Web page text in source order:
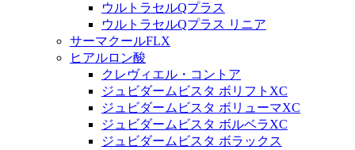
ウルトラセルQプラス
ウルトラセルQプラス リニア
サーマクールFLX
ヒアルロン酸
クレヴィエル・コントア
ジュビダームビスタ ボリフトXC
ジュビダームビスタ ボリューマXC
ジュビダームビスタ ボルベラXC
ジュビダームビスタ ボラックス